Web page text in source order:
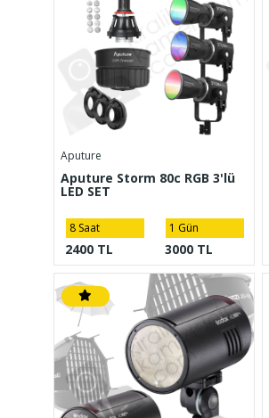
Aputure
Aputure Storm 80c RGB 3'lü
LED SET
8 Saat
2400 TL
1 Gün
3000 TL